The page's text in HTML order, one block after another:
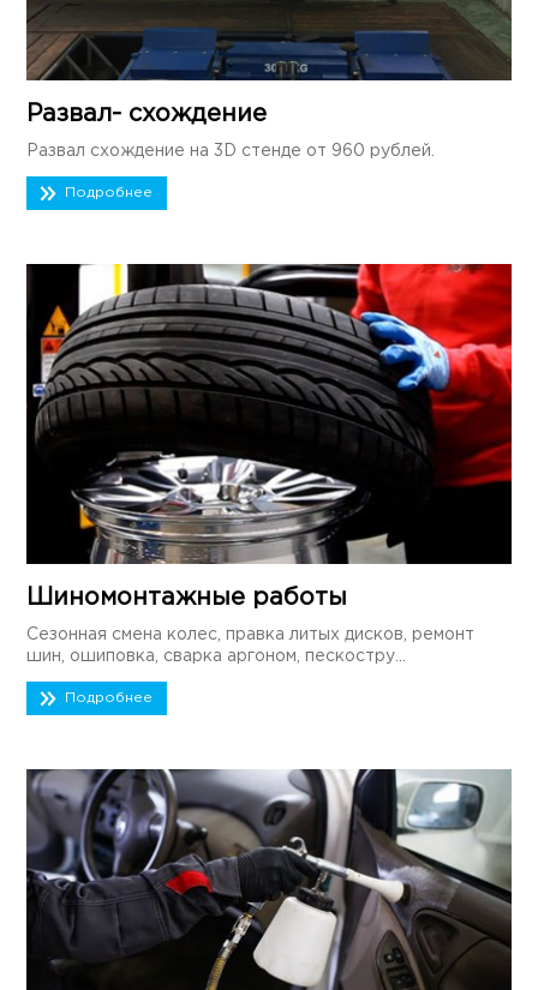
Развал- схождение
Развал схождение на 3D стенде от 960 рублей.
Подробнее
Шиномонтажные работы
Сезонная смена колес, правка литых дисков, ремонт
шин, ошиповка, сварка аргоном, пескостру...
Подробнее